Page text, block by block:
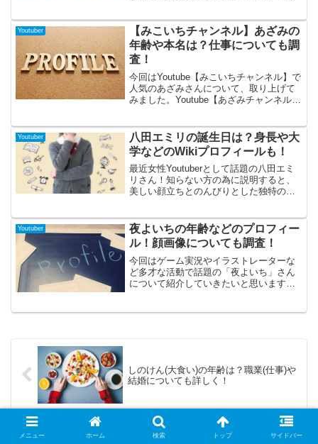
録者数は8万人を超え、9万人もあと少し
というところまで近づいています。そん
なノッコン寺田さんのプロフィールや経
歴をまとめてみました。
Youtuber
【みこいちチャンネル】あざみの
年齢や本名は？仕事についても調
査！
今回はYoutube【みこいちチャンネル】で
人気のあざみさんについて、取り上げて
みました。Youtube【あざみチャンネル】
常や最近ではあざみさんの出産について
の動画を投稿されています。そこで今回
はあざみさんについて本名や年齢などの
プロフィール仕事についてといったとこ
ろをまとめてみましたので、よかったら
確認してみて下さいね！
Youtuber
八田エミリの誕生日は？身長や大
学などのWikiプロフィールも！
最近女性Youtuberとして話題の八田エミ
リさん！知らない方の為に説明すると、
美しい顔立ちとのんびりとした独特の雰
す！今回はそんな美人Youtuber八田エミ
リさんについて、誕生日や身長、大学な
どのプロフィールを余すことなく調査し
てきましたので最後までご覧になってく
ださい！
Youtuber
夜よいちの年齢などのプロフィー
ル！顔画像についても調査！
今回はゲーム実況やイラストレーターな
ど多才な活動で話題の「夜よいち」さん
について紹介していきたいと思います。
はイラストレーターで、Vtuberや声優さ
的に行っています。そんな夜よいちさん
の詳しいプロフィールについて調べてみ
ださいね！
しのけん(大食い)の年齢は？職業(仕事)や
結婚についても詳しく！
きぐるみ母さん中の人について！名前や
メニュー ホーム 検索 トップ サイドバー